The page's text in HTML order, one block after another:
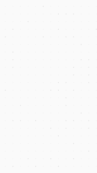
websites in